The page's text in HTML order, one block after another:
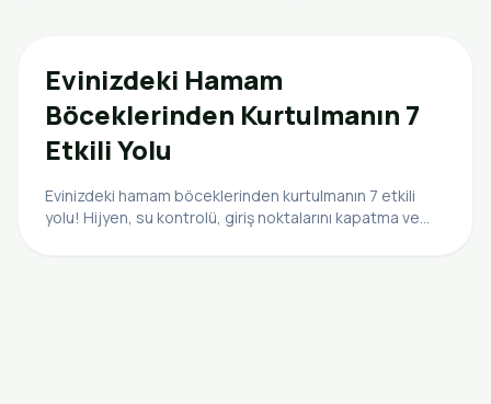
Evinizdeki Hamam
Böceklerinden Kurtulmanın 7
Etkili Yolu
Evinizdeki hamam böceklerinden kurtulmanın 7 etkili
yolu! Hijyen, su kontrolü, giriş noktalarını kapatma ve